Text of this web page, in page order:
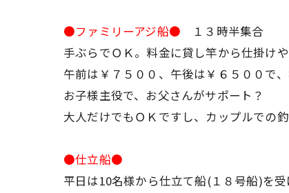
●ファミリーアジ船● １３時半集合
手ぶらでＯＫ。料金に貸し竿から仕掛けや
午前は￥７５００、午後は￥６５００で
お子様主役で、お父さんがサポート？
大人だけでもＯＫですし、カップルでの釣
●仕立船●
平日は10名様から仕立て船(１８号船)を受